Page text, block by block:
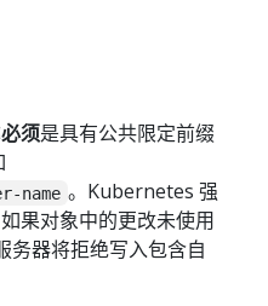
必须是具有公共限定前缀
name 。Kubernetes 强
果对象中的更改未使用
务器将拒绝写入包含自